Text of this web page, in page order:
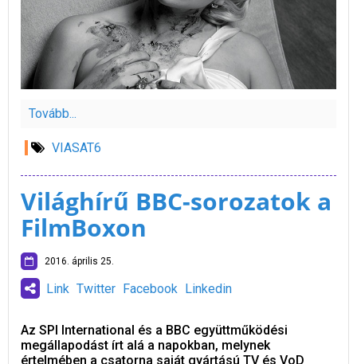
Tovább...
VIASAT6
Világhírű BBC-sorozatok a
FilmBoxon
2016. április 25.
Link Twitter Facebook Linkedin
Az SPI International és a BBC együttműködési
megállapodást írt alá a napokban, melynek
értelmében a csatorna saját gyártású TV és VoD